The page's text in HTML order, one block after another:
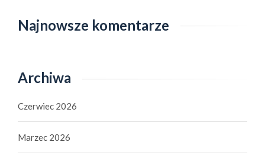
Najnowsze komentarze
Archiwa
Czerwiec 2026
Marzec 2026